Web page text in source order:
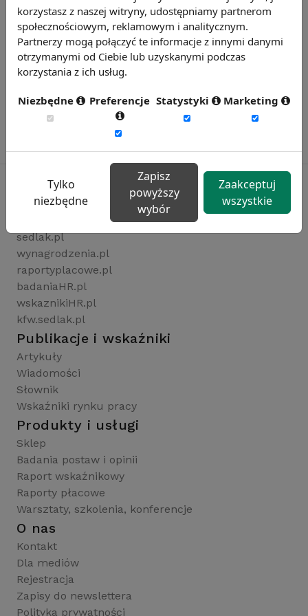
Rynekpracy.pl
sedlak.pl
wynagrodzenia.pl
raportyplacowe.pl
badaniaHR.pl
wskaznikiHR.pl
kfw.sedlak.pl
Publikacje i wskaźniki
Artykuły
Wiadomości
Słownik
Wskaźniki rynku pracy
Produkty i usługi
Sklep
Badania postaw i opinii
Raport wskaźnikowy
Raporty płacowe
Warsztaty, szkolenia, konferencje
O nas
Kontakt
Dla mediów
Rejestracja
Zapisy do newslettera
Polityka prywatności
korzystasz z naszej witryny, udostępniamy partnerom
społecznościowym, reklamowym i analitycznym.
Partnerzy mogą połączyć te informacje z innymi danymi
otrzymanymi od Ciebie lub uzyskanymi podczas
korzystania z ich usług.
Niezbędne Preferencje Statystyki Marketing
Tylko
niezbędne
Zapisz
powyższy
wybór
Zaakceptuj
wszystkie